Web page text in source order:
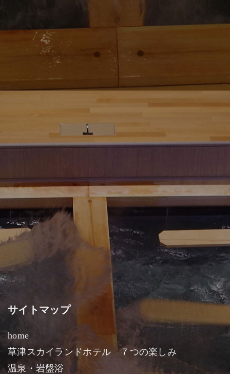
サイトマップ
home
草津スカイランドホテル ７つの楽しみ
温泉・岩盤浴